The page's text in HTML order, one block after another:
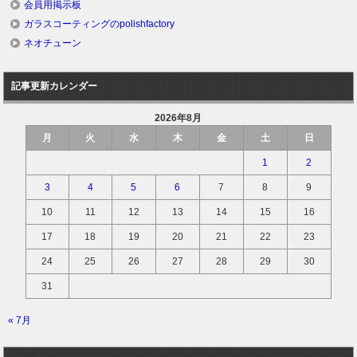
会員用掲示板
ガラスコーティングのpolishfactory
ネオチューン
記事更新カレンダー
2026年8月
月
火 水 木 金 土 日
1 2
3 4 5 6 7 8 9
10 11 12 13 14 15 16
17 18 19 20 21 22 23
24 25 26 27 28 29 30
31
« 7月